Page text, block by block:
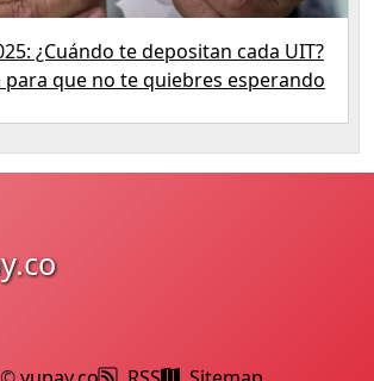
¿Cuándo te depositan cada UIT?
que no te quiebres esperando